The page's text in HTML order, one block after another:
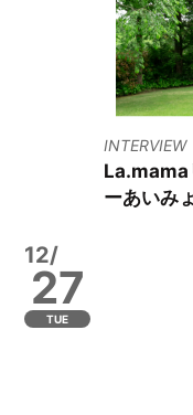
INTERVIEW
La.mama
ーあいみ
12/
27
TUE